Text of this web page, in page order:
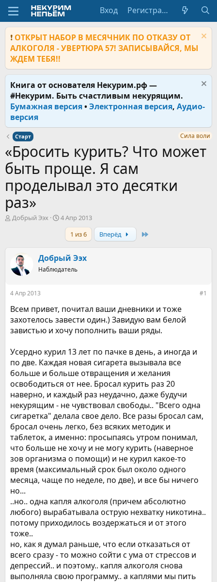
Вход Регистрация
❗ ОТКРЫТ НАБОР В МЕСЯЧНИК ПО ОТКАЗУ ОТ
АЛКОГОЛЯ - УВЕРТЮРА 57! ЗАПИСЫВАЙСЯ, МЫ
ЖДЕМ ТЕБЯ!!
Книга от основателя Некурим.рф —
#Некурим. Быть счастливым некурящим.
Бумажная версия•Электронная версия, Аудио-
версия
Старт Сила воли
«Бросить курить? Что может
быть проще. Я сам
проделывал это десятки
раз»
А
е
Добрый Ээх
Д
а
ч
4 Апр 2013
1 из 6
Вперёд
Добрый Ээх
Наблюдатель
4 Апр 2013 #1
Всем привет, почитал ваши дневники и тоже
захотелось завести один.) Завидую вам белой
завистью и хочу пополнить ваши ряды.
Усердно курил 13 лет по пачке в день, а иногда и
по две. Каждая новая сигарета вызывала все
больше и больше отвращения и желания
освободиться от нее. Бросал курить раз 20
наверно, и каждый раз неудачно, даже будучи
некурящим - не чувствовал свободы.. "Всего одна
сигаретка" делала свое дело. Все разы бросал сам,
бросал очень легко, без всяких методик и
таблеток, а именно: просыпаясь утром понимал,
что больше не хочу и не могу курить (наверное
зов организма о помощи) и не курил какое-то
время (максимальный срок был около одного
месяца, чаще по неделе, по две), и все бы ничего
но...
..но.. одна капля алкоголя (причем абсолютно
любого) вырабатывала острую нехватку никотина..
потому приходилось воздержаться и от этого
тоже..
но, как я думал раньше, что если отказаться от
всего сразу - то можно сойти с ума от стрессов и
депрессий.. и поэтому.. капля алкоголя снова
выполняла свою программу.. а каплями мы пить